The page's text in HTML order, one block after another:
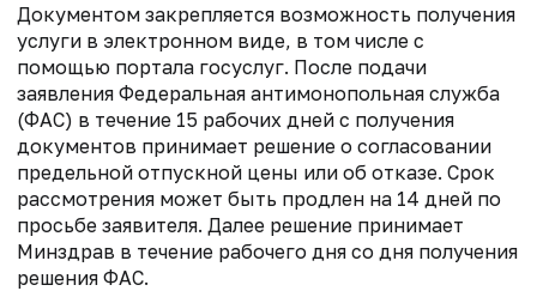
Документом закрепляется возможность получения
услуги в электронном виде, в том числе с
помощью портала госуслуг. После подачи
заявления Федеральная антимонопольная служба
(ФАС) в течение 15 рабочих дней с получения
документов принимает решение о согласовании
предельной отпускной цены или об отказе. Срок
рассмотрения может быть продлен на 14 дней по
просьбе заявителя. Далее решение принимает
Минздрав в течение рабочего дня со дня получения
решения ФАС.